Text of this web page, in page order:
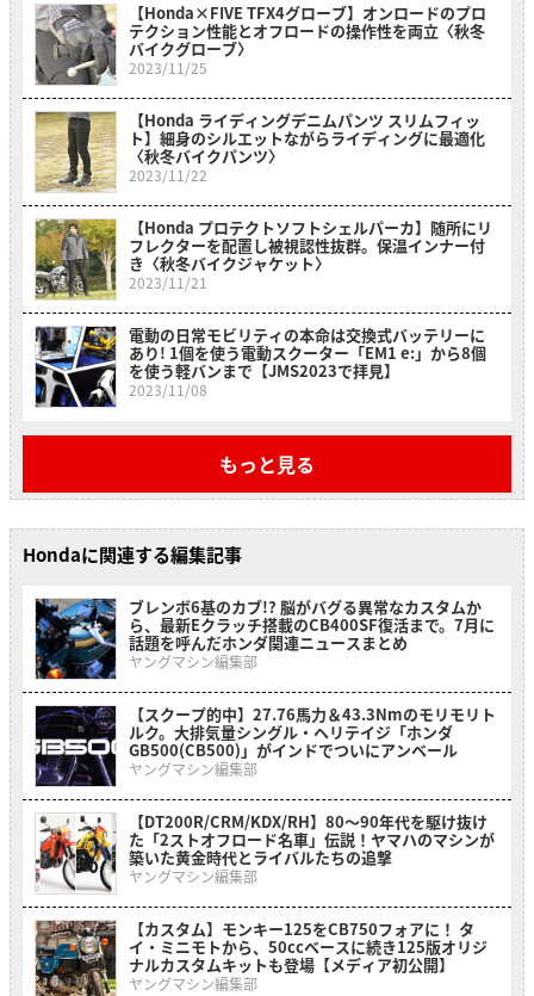
【Honda×FIVE TFX4グローブ】オンロードのプロ
テクション性能とオフロードの操作性を両立〈秋冬
バイクグローブ〉
2023/11/25
【Honda ライディングデニムパンツ スリムフィッ
ト】細身のシルエットながらライディングに最適化
〈秋冬バイクパンツ〉
2023/11/22
【Honda プロテクトソフトシェルパーカ】随所にリ
フレクターを配置し被視認性抜群。保温インナー付
き〈秋冬バイクジャケット〉
2023/11/21
電動の日常モビリティの本命は交換式バッテリーに
あり! 1個を使う電動スクーター「EM1 e:」から8個
を使う軽バンまで【JMS2023で拝見】
2023/11/08
もっと見る
Hondaに関連する編集記事
ブレンボ6基のカブ!? 脳がバグる異常なカスタムか
ら、最新Eクラッチ搭載のCB400SF復活まで。7月に
話題を呼んだホンダ関連ニュースまとめ
ヤングマシン編集部
【スクープ的中】27.76馬力＆43.3Nmのモリモリト
ルク。大排気量シングル・ヘリテイジ「ホンダ
GB500(CB500)」がインドでついにアンベール
ヤングマシン編集部
【DT200R/CRM/KDX/RH】80〜90年代を駆け抜け
た「2ストオフロード名車」伝説！ヤマハのマシンが
築いた黄金時代とライバルたちの追撃
ヤングマシン編集部
【カスタム】モンキー125をCB750フォアに！ タ
イ・ミニモトから、50ccベースに続き125版オリジ
ナルカスタムキットも登場【メディア初公開】
ヤングマシン編集部